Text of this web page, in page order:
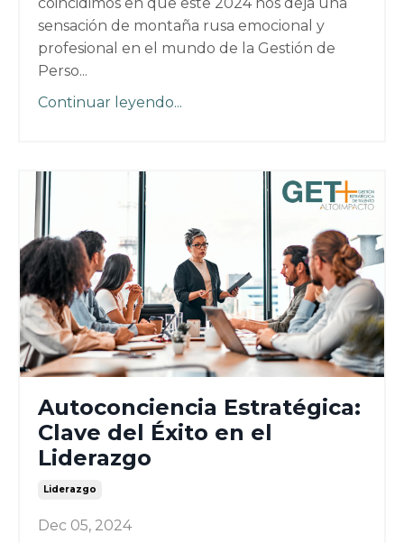
sensación de montaña rusa emocional y
profesional en el mundo de la Gestión de
Perso...
Continuar leyendo...
Autoconciencia Estratégica:
Clave del Éxito en el
Liderazgo
Liderazgo
Dec 05, 2024